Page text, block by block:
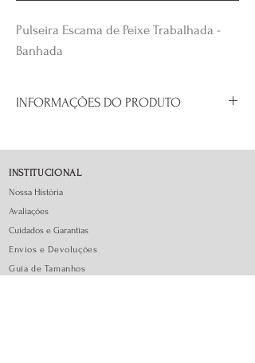
Pulseira Escama de Peixe Trabalhada -
Banhada
INFORMAÇÕES DO PRODUTO
Tamanho: 15 cm + 5 cm extensor
INSTITUCIONAL
Nossa História
Avaliações
Cuidados e Garantias
Envios e Devoluções
Guia de Tamanhos